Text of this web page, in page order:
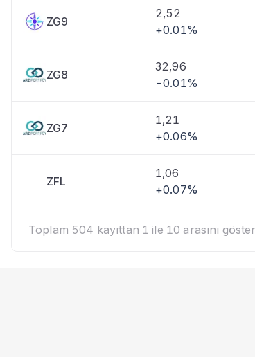
ZG9
2,52
+0.01%
ZG8
32,96
-0.01%
ZG7
1,21
+0.06%
ZFL
1,06
+0.07%
Toplam 504 kayıttan 1 ile 10 arasını